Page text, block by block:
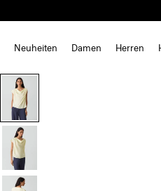
Neuheiten Damen Herren